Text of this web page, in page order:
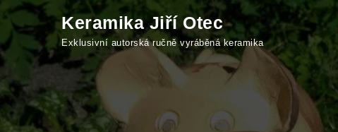
Skip to contentKeramika Jiří Otec
Exklusivní autorská ručně vyráběná keramika